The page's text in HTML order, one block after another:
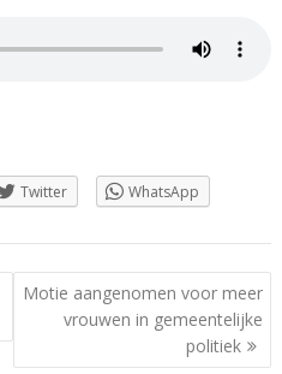
Twitter WhatsApp
Motie aangenomen voor meer
vrouwen in gemeentelijke
politiek